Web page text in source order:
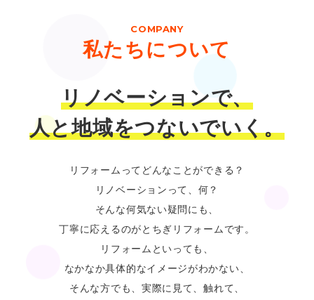
COMPANY
私たちについて
リノベーションで、
人と地域をつないでいく。
リフォームってどんなことができる？
リノベーションって、何？
そんな何気ない疑問にも、
丁寧に応えるのがとちぎリフォームです。
リフォームといっても、
なかなか具体的なイメージがわかない、
そんな方でも、実際に見て、触れて、